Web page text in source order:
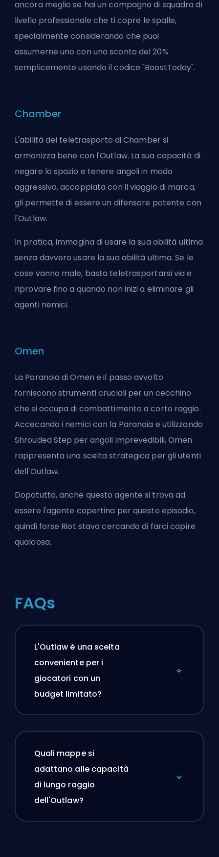
ancora meglio se hai uncompagno di squadra di
livello professionale che ti copre le spalle,
specialmente considerando che puoi
assumerne uno con uno sconto del 20%
semplicemente usando il codice "BoostToday".
Chamber
L'abilità del teletrasporto di Chamber si
armonizza bene con l'Outlaw. La sua capacità di
negare lo spazio e tenere angoli in modo
aggressivo, accoppiata con il viaggio di marca,
gli permette di essere un difensore potente con
l'Outlaw.
In pratica, immagina di usare la sua abilità ultima
senza davvero usare la sua abilità ultima. Se le
cose vanno male, basta teletrasportarsi via e
riprovare fino a quando non inizi a eliminare gli
agenti nemici.
Omen
La Paranoia di Omen e il passo avvolto
forniscono strumenti cruciali per un cecchino
che si occupa di combattimento a corto raggio.
Accecando i nemici con la Paranoia e utilizzando
Shrouded Step per angoli imprevedibili, Omen
rappresenta una scelta strategica per gli utenti
dell'Outlaw.
Dopotutto, anche questo agente si trova ad
essere l'agente copertina per questo episodio,
quindi forse Riot stava cercando di farci capire
qualcosa.
FAQs
L'Outlaw è una scelta
conveniente per i
giocatori con un
budget limitato?
Quali mappe si
adattano alle capacità
di lungo raggio
dell'Outlaw?